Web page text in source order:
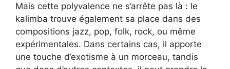
Mais cette polyvalence ne s’arrête pas là : le
kalimba trouve également sa place dans des
compositions jazz, pop, folk, rock, ou même
expérimentales. Dans certains cas, il apporte
une touche d’exotisme à un morceau, tandis